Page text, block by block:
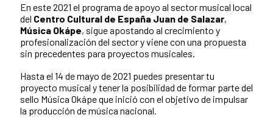
En este 2021 el programa de apoyo al sector musical local
del Centro Cultural de España Juan de Salazar,
Música Okápe, sigue apostando al crecimiento y
profesionalización del sector y viene con una propuesta
sin precedentes para proyectos musicales.
Hasta el 14 de mayo de 2021 puedes presentar tu
proyecto musical y tener la posibilidad de formar parte del
sello Música Okápe que inició con el objetivo de impulsar
la producción de música nacional.